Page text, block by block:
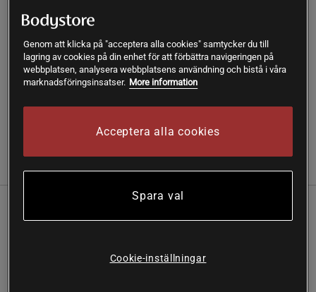
varianten som jag har tre stycken av :)
SKU #A9002-15| EAN 8003419030936
Med hjälp av denna burk från italienska GEO kan du odla
dina egna groddar på ett enkelt sätt.
Information Recensioner(5) Näring & Ingredienser
När du vill odla groddar själv
Genom att klicka på "acceptera alla cookies" samtycker du till
lagring av cookies på din enhet för att förbättra navigeringen på
webbplatsen, analysera webbplatsens användning och bistå i våra
marknadsföringsinsatser. More information
Acceptera alla cookies
Spara val
Cookie-inställningar